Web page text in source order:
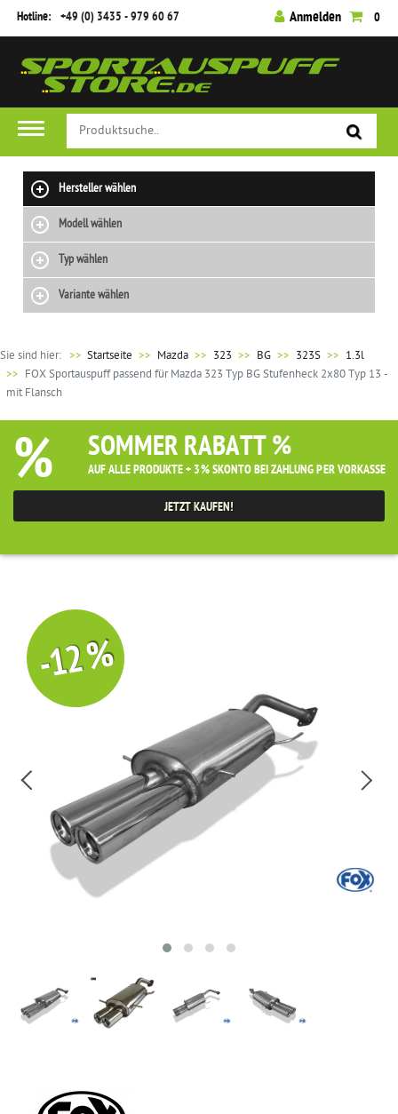
Hotline: +49 (0) 3435 - 979 60 67 Anmelden 0
Hersteller wählen
Modell wählen
Typ wählen
Variante wählen
Sie sind hier: >> Startseite Mazda 323 BG 323S
1.3l
FOX Sportauspuff passend für Mazda 323 Typ BG Stufenheck 2x80 Typ 13 -
mit Flansch
% SOMMER RABATT %
AUF ALLE PRODUKTE + 3% SKONTO BEI ZAHLUNG PER VORKASSE
JETZT KAUFEN!
-12 %